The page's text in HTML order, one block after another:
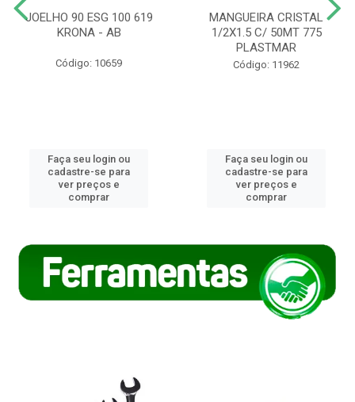
JOELHO 90 ESG 100 619
KRONA - AB
Código: 10659
Faça seu login ou
cadastre-se para
ver preços e
comprar
MANGUEIRA CRISTAL
1/2X1.5 C/ 50MT 775
PLASTMAR
Código: 11962
Faça seu login ou
cadastre-se para
ver preços e
comprar